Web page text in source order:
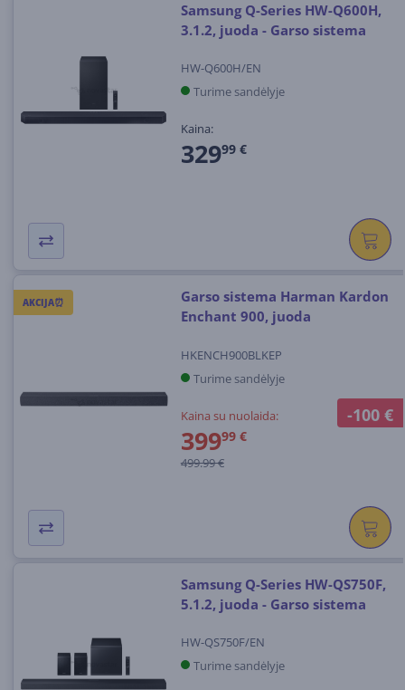
Samsung Q-Series HW-Q600H,
3.1.2, juoda - Garso sistema
HW-Q600H/EN
Turime sandėlyje
Kaina:
32999 €
AKCIJA⏰
-100 €
Garso sistema Harman Kardon
Enchant 900, juoda
HKENCH900BLKEP
Turime sandėlyje
Kaina su nuolaida:
39999 €
499.99 €
Samsung Q-Series HW-QS750F,
5.1.2, juoda - Garso sistema
HW-QS750F/EN
Turime sandėlyje